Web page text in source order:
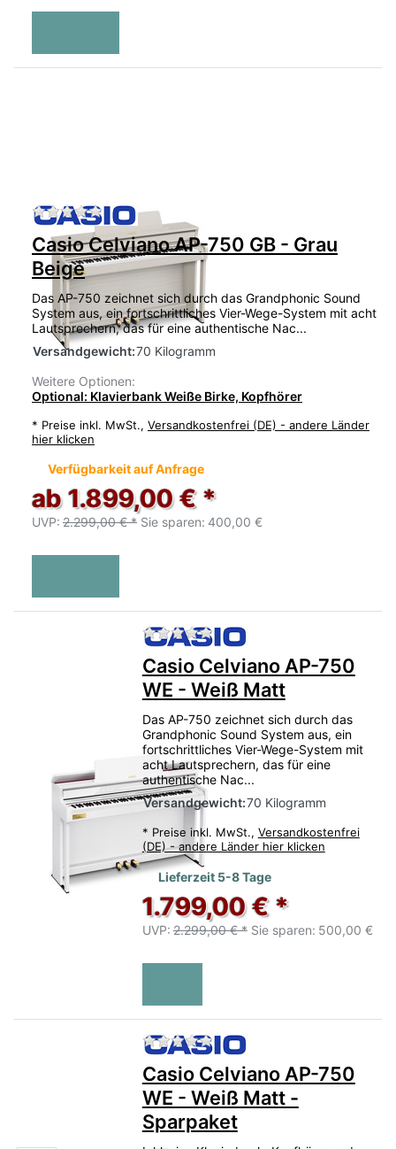
Zu diesem Produkt liegen noch keine
Casio Celviano AP-750 GB - Grau
Beige
Das AP-750 zeichnet sich durch das Grandphonic Sound
System aus, ein fortschrittliches Vier-Wege-System mit acht
Lautsprechern, das für eine authentische Nac...
Versandgewicht:70 Kilogramm
Weitere Optionen:
Optional: Klavierbank Weiße Birke, Kopfhörer
* Preise inkl. MwSt., Versandkostenfrei (DE) - andere Länder
hier klicken
Verfügbarkeit auf Anfrage
ab 1.899,00 € *
UVP: 2.299,00 € * Sie sparen: 400,00 €
Zu diesem Produkt liegen
Casio Celviano AP-750
WE - Weiß Matt
Das AP-750 zeichnet sich durch das
Grandphonic Sound System aus, ein
fortschrittliches Vier-Wege-System mit
acht Lautsprechern, das für eine
authentische Nac...
Versandgewicht:70 Kilogramm
* Preise inkl. MwSt., Versandkostenfrei
(DE) - andere Länder hier klicken
Lieferzeit 5-8 Tage
1.799,00 € *
UVP: 2.299,00 € * Sie sparen: 500,00 €
Zu diesem Produkt liegen
Casio Celviano AP-750
WE - Weiß Matt -
Sparpaket